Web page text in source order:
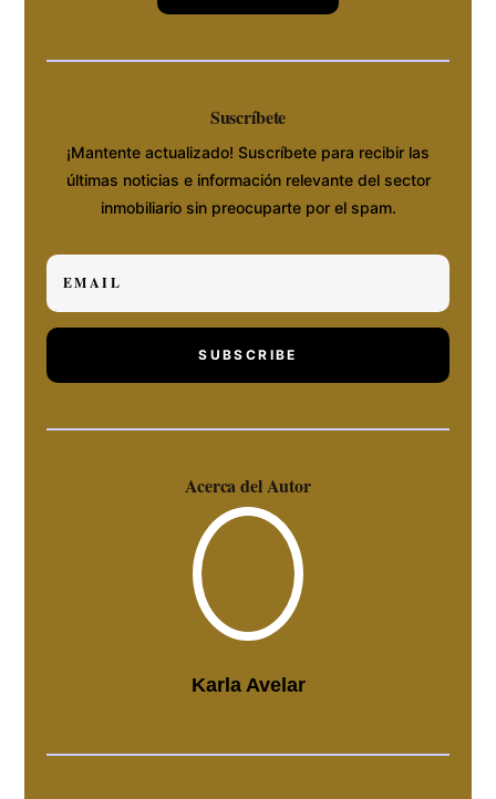
Suscríbete
¡Mantente actualizado! Suscríbete para recibir las
últimas noticias e información relevante del sector
inmobiliario sin preocuparte por el spam.
SUBSCRIBE
Acerca del Autor
Karla Avelar